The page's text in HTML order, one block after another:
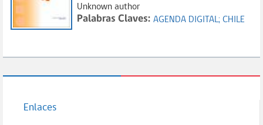
Unknown author
Palabras Claves: AGENDA DIGITAL; CHILE
Enlaces